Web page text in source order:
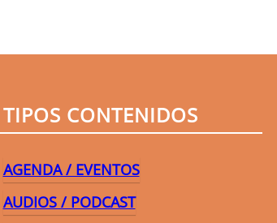
TIPOS CONTENIDOS
AGENDA / EVENTOS
AUDIOS / PODCAST